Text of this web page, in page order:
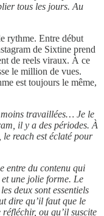
tous les jours. Au
rythme. Entre début
de Sixtine prend
de reels viraux. À ce
le million de vues.
est toujours le même,
moins travaillées… Je le
il y a des périodes. À
reach est éclaté pour
entre du contenu qui
une jolie forme. Le
deux sont essentiels
dire qu’il faut que le
réfléchir, ou qu’il suscite